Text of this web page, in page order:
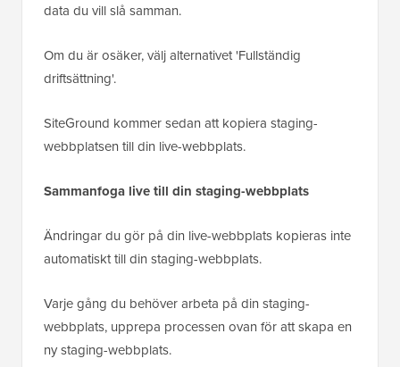
data du vill slå samman.
Om du är osäker, välj alternativet 'Fullständig
driftsättning'.
SiteGround kommer sedan att kopiera staging-
webbplatsen till din live-webbplats.
Sammanfoga live till din staging-webbplats
Ändringar du gör på din live-webbplats kopieras inte
automatiskt till din staging-webbplats.
Varje gång du behöver arbeta på din staging-
webbplats, upprepa processen ovan för att skapa en
ny staging-webbplats.